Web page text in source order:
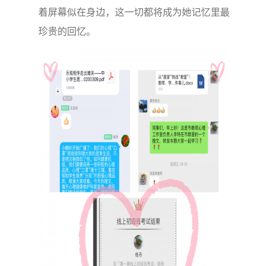
着屏幕似在身边，这一切都将成为她记忆里最
珍贵的回忆。